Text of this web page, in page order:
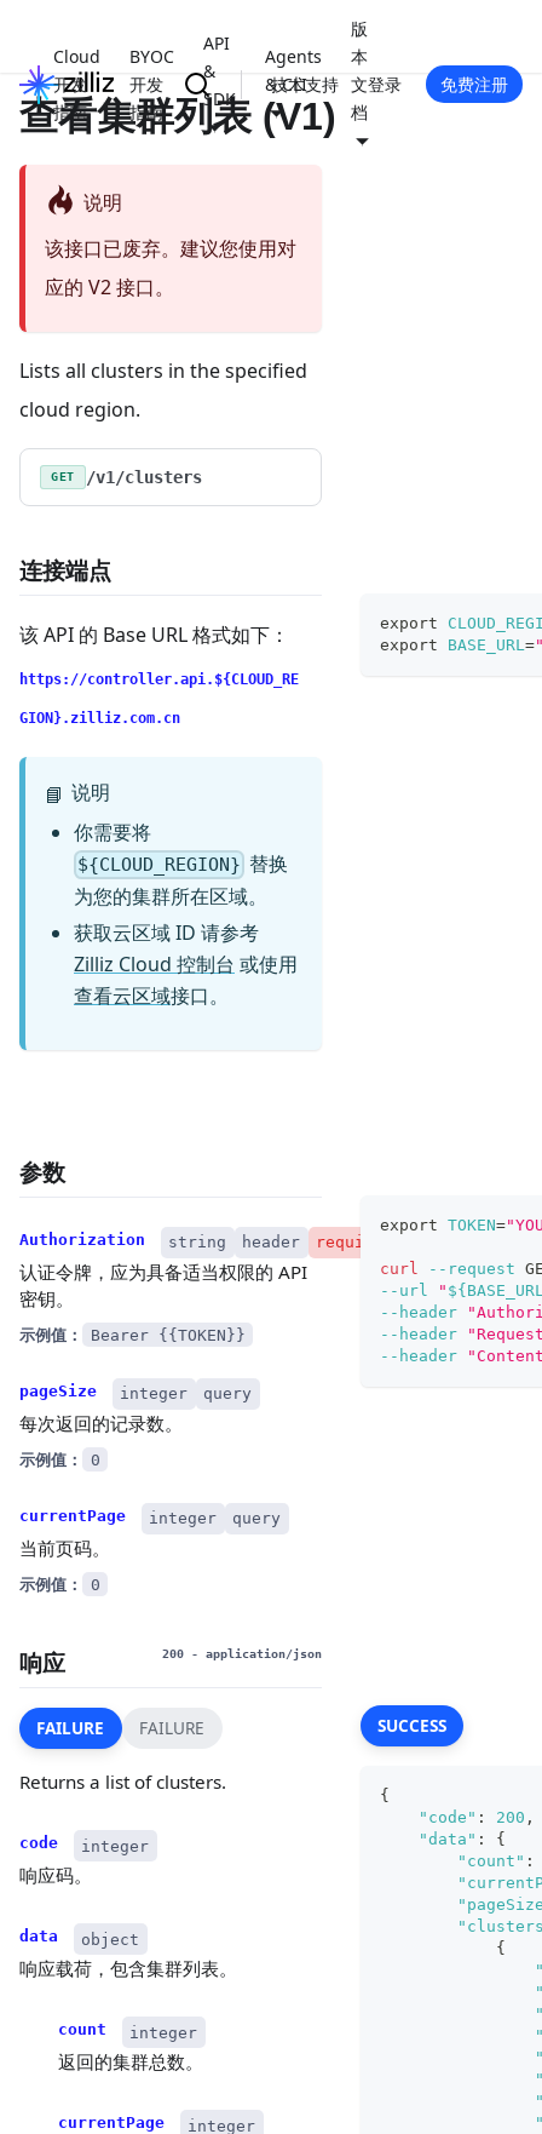
Cloud
开发
指南
BYOC
开发
指南
API
&
SDK
Agents
& CLI
版
本
文
档
技术支持 登录 免费注册
查看集群列表 (V1)
说明
该接口已废弃。建议您使用对
应的 V2 接口。
Lists all clusters in the specified
cloud region.
GET /v1/clusters
连接端点
该 API 的 Base URL 格式如下：
https://controller.api.${CLOUD_RE
GION}.zilliz.com.cn
📘 说明
你需要将
${CLOUD_REGION} 替换
为您的集群所在区域。
获取云区域 ID 请参考
Zilliz Cloud 控制台 或使用
查看云区域接口。
export
export
BASE_URL=
参数
Authorization string header required
认证令牌，应为具备适当权限的 API
密钥。
示例值： Bearer {{TOKEN}}
pageSize integer query
每次返回的记录数。
示例值： 0
currentPage integer query
当前页码。
示例值： 0
export TOKEN=
curl --request
--url
"
--header
--header
--header
响应 200 - application/json
FAILURE
Returns a list of clusters.
code integer
响应码。
data object
响应载荷，包含集群列表。
count integer
返回的集群总数。
currentPage integer
FAILURE SUCCESS
{
"code" : 200 ,
"data" :
{
"count" :
{